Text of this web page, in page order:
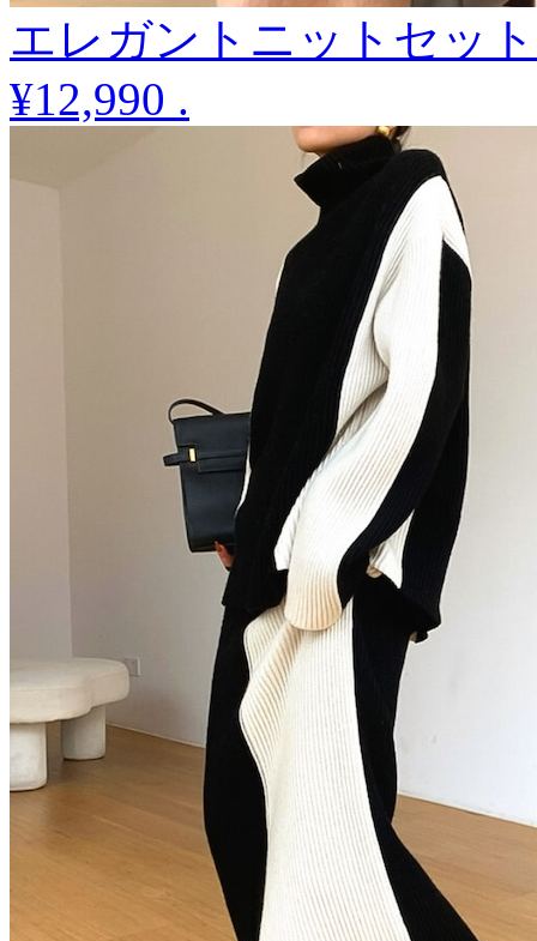
エレガントニットセッ
¥12,990 .